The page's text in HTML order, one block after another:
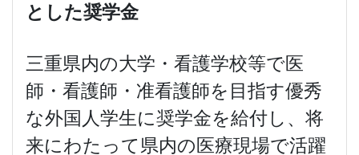
とした奨学金
三重県内の大学・看護学校等で医
師・看護師・准看護師を目指す優秀
な外国人学生に奨学金を給付し、将
来にわたって県内の医療現場で活躍